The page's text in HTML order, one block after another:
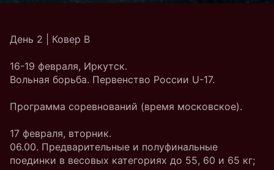
День 2 | Ковер B
16-19 февраля, Иркутск.
Вольная борьба. Первенство России U-17.
Программа соревнований (время московское).
17 февраля, вторник.
06.00. Предварительные и полуфинальные
поединки в весовых категориях до 55, 60 и 65 кг;